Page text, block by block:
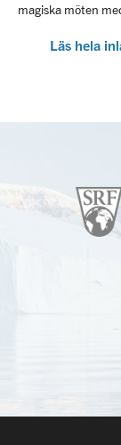
magiska möten
Läs hela